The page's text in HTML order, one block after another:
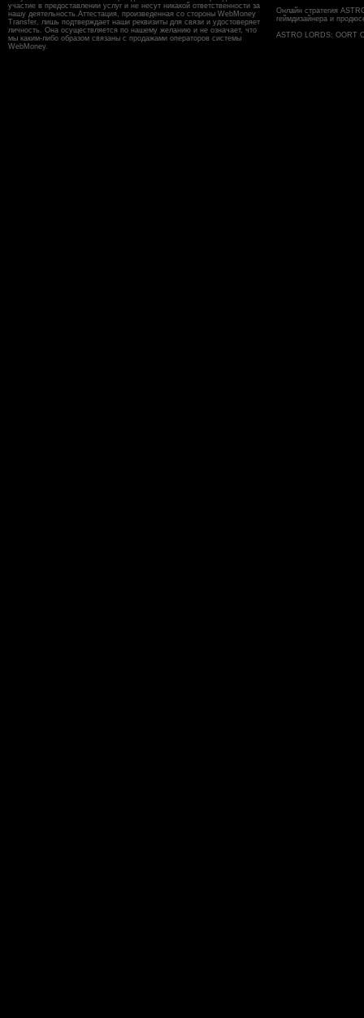
участие в предоставлении услуг и не несут никакой ответственности за
нашу деятельность.Аттестация, произведенная со стороны WebMoney
Transfer, лишь подтверждает наши реквизиты для связи и удостоверяет
личность. Она осуществляется по нашему желанию и не означает, что
мы каким-либо образом связаны с продажами операторов системы
WebMoney.
Онлайн стратегия
геймдизайнера и
ASTRO LORDS: OORT